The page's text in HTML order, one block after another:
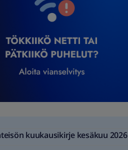
kuukausikirje kesäkuu 2026